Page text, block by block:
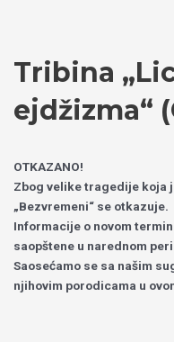
Tribina
ejdžizma“
OTKAZANO!
Zbog velike tragedije koja
„Bezvremeni“ se otkazuje.
Informacije o novom
saopštene u narednom
Saosećamo se sa našim
njihovim porodicama u